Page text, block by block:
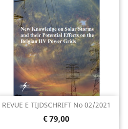
REVUE E TIJDSCHRIFT No 02/2021
Prijs
€ 79,00
Snel bekijken